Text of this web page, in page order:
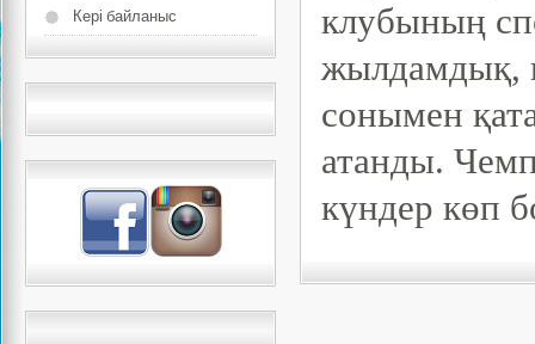
клубының
жылдамдық,
сонымен
атанды.
күндер көп
Кері байланыс